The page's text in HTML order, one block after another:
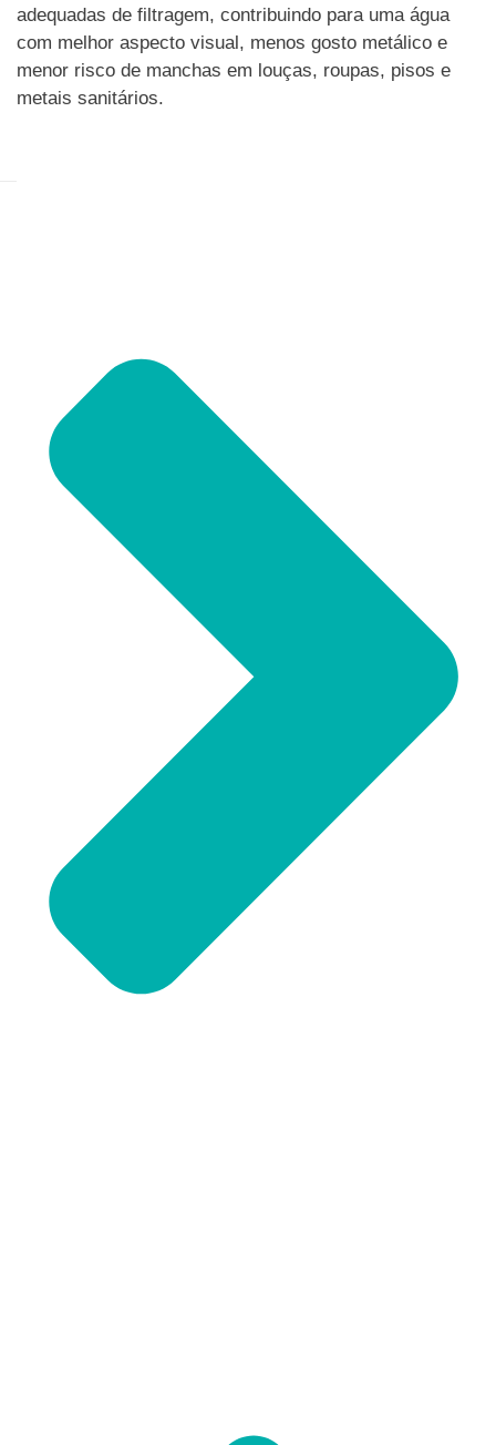
adequadas de filtragem, contribuindo para uma água
com melhor aspecto visual, menos gosto metálico e
menor risco de manchas em louças, roupas, pisos e
metais sanitários.